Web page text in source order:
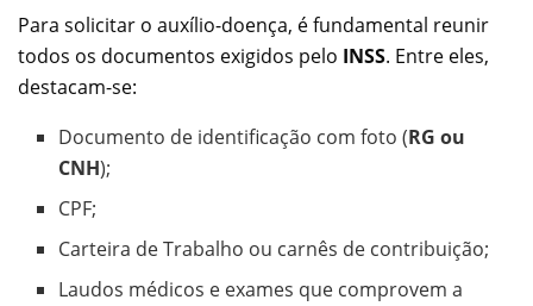
Para solicitar o auxílio-doença, é fundamental reunir
todos os documentos exigidos pelo INSS. Entre eles,
destacam-se:
Documento de identificação com foto (RG ou
CNH);
CPF;
Carteira de Trabalho ou carnês de contribuição;
Laudos médicos e exames que comprovem a